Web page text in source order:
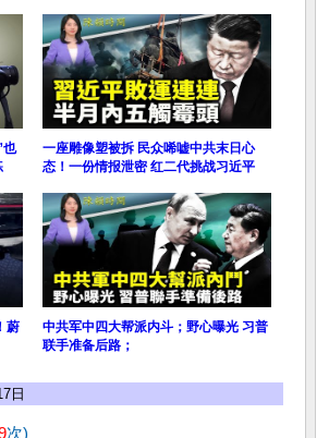
也
一座雕像塑被拆 民众唏嘘中共末日心
态！一份情报泄密 红二代挑战习近平
蔚
中共军中四大帮派内斗；野心曝光 习普
联手准备后路；
日
次)